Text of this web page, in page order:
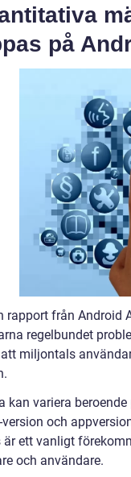
på
rapport från Android
regelbundet
miljontals
kan variera
och
ett vanligt
och användare.